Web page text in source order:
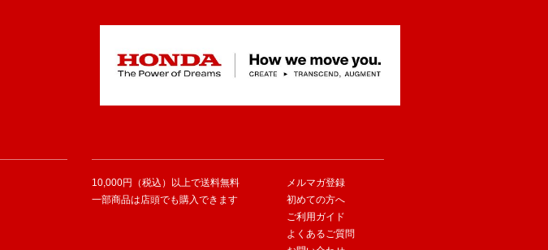
10,000円（税込）以上で送料無料
一部商品は店頭でも購入できます
メルマガ登録
初めての方へ
ご利用ガイド
よくあるご質問